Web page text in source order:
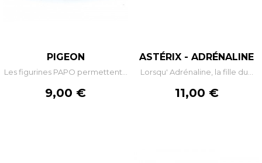
PIGEON
Les figurines PAPO permettent...
Prix
9,00 €
ASTÉRIX - ADRÉNALINE
Lorsqu' Adrénaline, la fille du...
Prix
11,00 €